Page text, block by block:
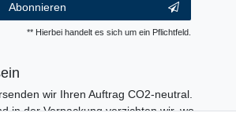
Abonnieren
** Hierbei handelt es sich um ein Pflichtfeld.
wir Ihren Auftrag CO2-neutral.
in der Verpackung verzichten wir, wo